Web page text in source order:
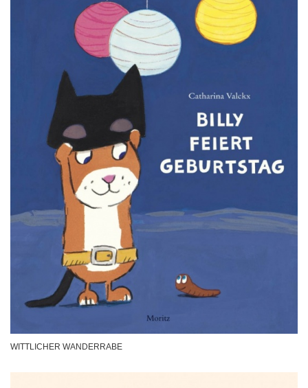
WITTLICHER WANDERRABE